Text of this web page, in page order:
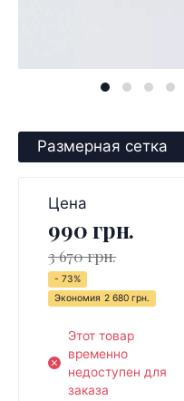
Размерная сетка
Цена
990 грн.
3 670 грн.
- 73%
Экономия 2 680 грн.
Этот товар
временно
недоступен для
заказа